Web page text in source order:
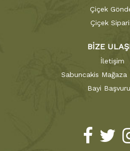
Çiçek
Çiçek
BİZE
İletişim
Sabuncakis Mağaza
Bayi